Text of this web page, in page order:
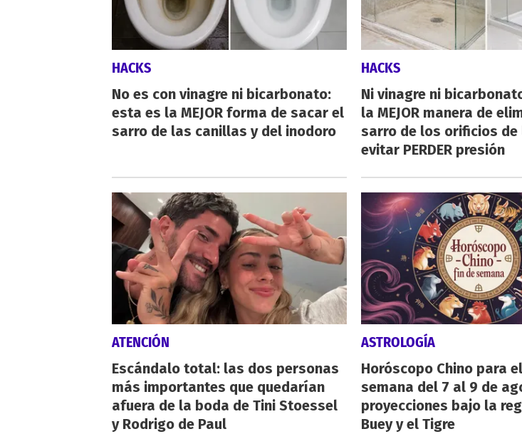
HACKS
No es con vinagre ni bicarbonato:
esta es la MEJOR forma de sacar el
sarro de las canillas y del inodoro
HACKS
Ni vinagre ni
la MEJOR manera de
sarro de los orificios de
evitar PERDER presión
ATENCIÓN
Escándalo total: las dos personas
más importantes que quedarían
afuera de la boda de Tini Stoessel
y Rodrigo de Paul
ASTROLOGÍA
Horóscopo Chino para
semana del 7 al 9 de
proyecciones bajo la
Buey y el Tigre